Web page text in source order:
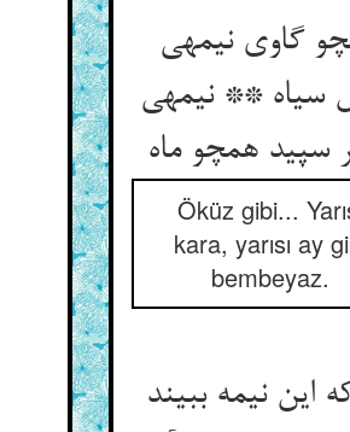
گاوی نیمه‏ی
سیاه ** نیمه‏ی
سپید همچو ماه‏
Öküz gibi...
kara, yarısı ay
bembeyaz.
این نیمه ببیند